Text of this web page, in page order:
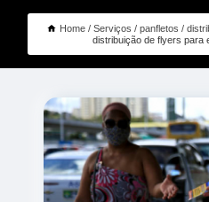
Home Serviços panfletos
distribuição de flyers para